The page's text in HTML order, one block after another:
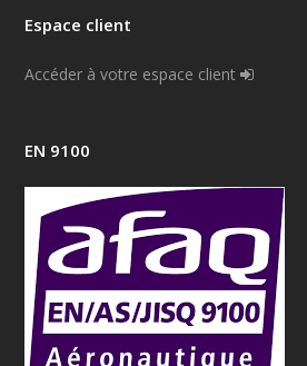
Espace client
Accéder à votre espace client
EN 9100